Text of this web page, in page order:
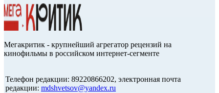
Мегакритик - крупнейший агрегатор рецензий на
кинофильмы в российском интернет-сегменте
Телефон редакции: 89220866202, электронная почта
редакции: mdshvetsov@yandex.ru